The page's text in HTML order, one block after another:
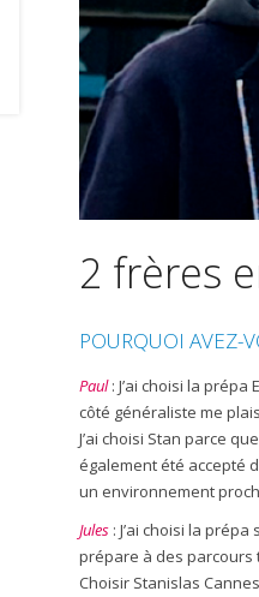
2 frères
POURQUOI AVEZ-
Paul: J’ai choisi la
côté généraliste me
J’ai choisi Stan parce
également été accepté
un environnement
Jules: J’ai choisi la
prépare à des parcours
Choisir Stanislas